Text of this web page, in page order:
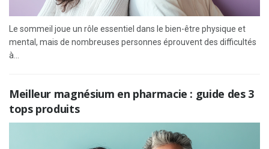
Le sommeil joue un rôle essentiel dans le bien-être physique et
mental, mais de nombreuses personnes éprouvent des difficultés
à...
Meilleur magnésium en pharmacie : guide des 3
tops produits